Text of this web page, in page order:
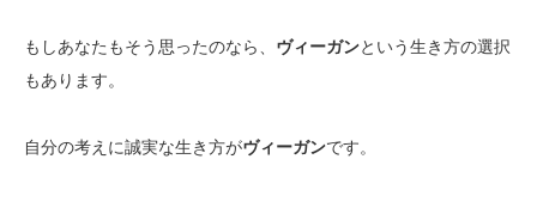
もしあなたもそう思ったのなら、 ヴィーガンという生き方の選択
もあります。
自分の考えに誠実な生き方がヴィーガンです。